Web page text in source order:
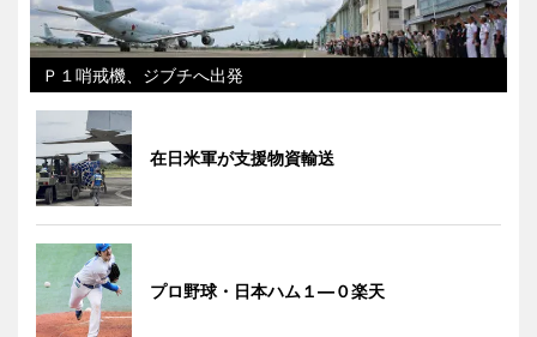
Ｐ１哨戒機、ジブチへ出発
在日米軍が支援物資輸送
プロ野球・日本ハム１―０楽天